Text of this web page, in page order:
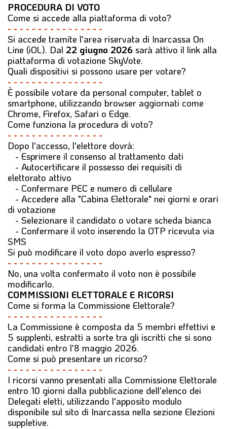
PROCEDURA DI VOTO
Come si accede alla piattaforma di voto?
- - - - - - - - - - - - - - - -
Si accede tramite l'area riservata di Inarcassa On
Line (iOL). Dal 22 giugno 2026 sarà attivo il link alla
piattaforma di votazione SkyVote.
Quali dispositivi si possono usare per votare?
- - - - - - - - - - - - - - - -
È possibile votare da personal computer, tablet o
smartphone, utilizzando browser aggiornati come
Chrome, Firefox, Safari o Edge.
Come funziona la procedura di voto?
- - - - - - - - - - - - - - - -
Dopo l'accesso, l'elettore dovrà:
- Esprimere il consenso al trattamento dati
- Autocertificare il possesso dei requisiti di
elettorato attivo
- Confermare PEC e numero di cellulare
- Accedere alla "Cabina Elettorale" nei giorni e orari
di votazione
- Selezionare il candidato o votare scheda bianca
- Confermare il voto inserendo la OTP ricevuta via
SMS
Si può modificare il voto dopo averlo espresso?
- - - - - - - - - - - - - - - -
No, una volta confermato il voto non è possibile
modificarlo.
COMMISSIONI ELETTORALE E RICORSI
Come si forma la Commissione Elettorale?
- - - - - - - - - - - - - - - -
La Commissione è composta da 5 membri effettivi e
5 supplenti, estratti a sorte tra gli iscritti che si sono
candidati entro l'8 maggio 2026.
Come si può presentare un ricorso?
- - - - - - - - - - - - - - - -
I ricorsi vanno presentati alla Commissione Elettorale
entro 10 giorni dalla pubblicazione dell'elenco dei
Delegati eletti, utilizzando l'apposito modulo
disponibile sul sito di Inarcassa nella sezione Elezioni
suppletive.